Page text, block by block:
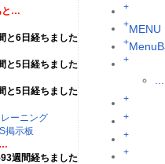
と…
と6日経ちました
と5日経ちました
と5日経ちました
ーニング
掲示板
…
週間経ちました
+
+MENU
+
+
+
+
+
+